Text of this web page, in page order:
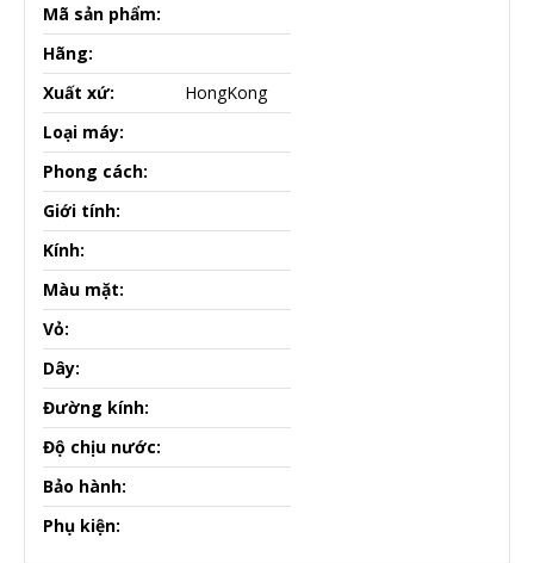
Mã sản phẩm:
Hãng:
Xuất xứ:
HongKong
Loại máy:
Phong cách:
Giới tính:
Kính:
Màu mặt:
Vỏ:
Dây:
Đường kính:
Độ chịu nước:
Bảo hành:
Phụ kiện: